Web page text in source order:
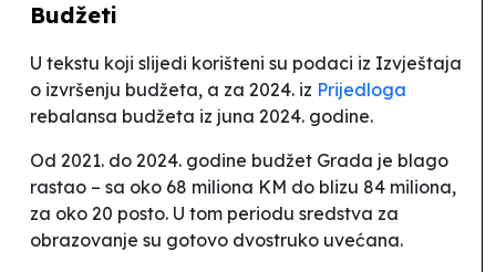
Budžeti
U tekstu koji slijedi korišteni su podaci iz Izvještaja
o izvršenju budžeta, a za 2024. iz Prijedloga
rebalansa budžeta iz juna 2024. godine.
Od 2021. do 2024. godine budžet Grada je blago
rastao – sa oko 68 miliona KM do blizu 84 miliona,
za oko 20 posto. U tom periodu sredstva za
obrazovanje su gotovo dvostruko uvećana.